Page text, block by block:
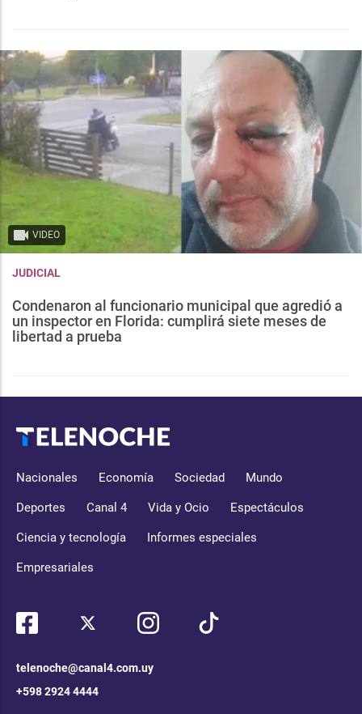
VIDEO
JUDICIAL
Condenaron al funcionario municipal que agredió a
un inspector en Florida: cumplirá siete meses de
libertad a prueba
Nacionales Economía Sociedad Mundo
Deportes Canal 4 Vida y Ocio Espectáculos
Ciencia y tecnología Informes especiales
Empresariales
telenoche@canal4.com.uy
+598 2924 4444